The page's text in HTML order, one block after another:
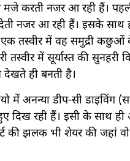
मजे करती नजर आ रही हैं।
नजर आ रही हैं। इसके
एक तस्वीर में वह समुद्री कछुओं
तस्वीर में सूर्यास्त की सुनहरी
ही बनती है।
में अनन्या डीप-सी डाइविंग
दिख रही हैं। इसी के साथ ही
की झलक भी शेयर की जहां